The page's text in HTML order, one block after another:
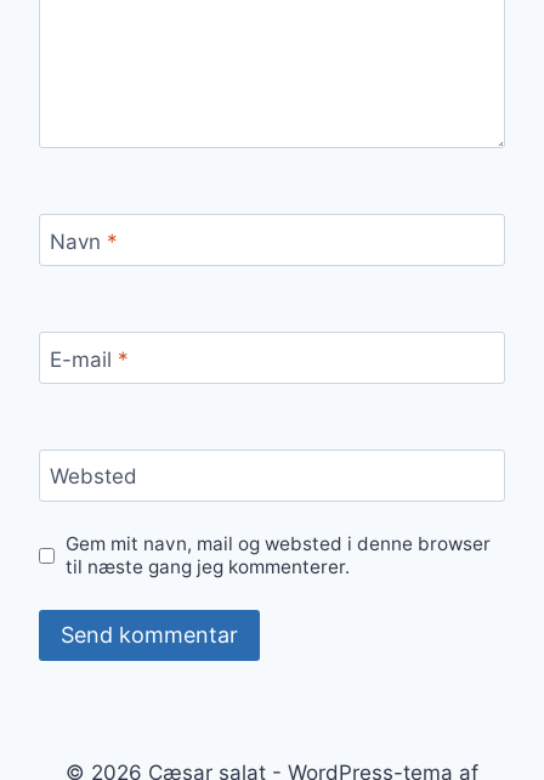
Navn *
E-mail *
Websted
Gem mit navn, mail og websted i denne browser
til næste gang jeg kommenterer.
© 2026 Cæsar salat - WordPress-tema af